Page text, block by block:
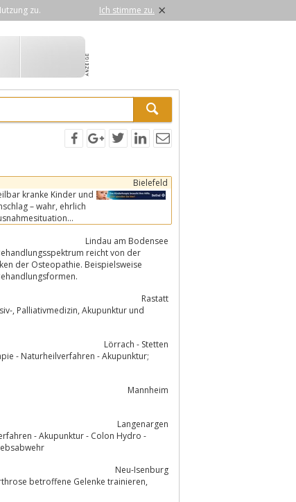
zu. Ich stimme zu. ×
Bielefeld
kranke Kinder und
– wahr, ehrlich
Lindau am Bodensee
reicht von der
Behandlungsformen.
Rastatt
Lörrach - Stetten
Mannheim
Langenargen
- Akupunktur - Colon Hydro -
Neu-Isenburg
betroffene Gelenke trainieren,